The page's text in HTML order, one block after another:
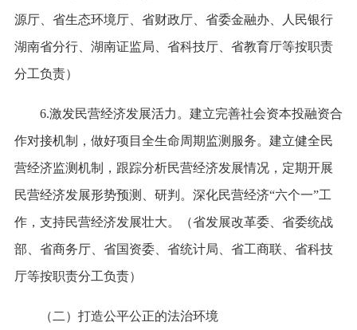
源厅、省生态环境厅、省财政厅、省委金融办、人民银行
湖南省分行、湖南证监局、省科技厅、省教育厅等按职责
分工负责）
6.激发民营经济发展活力。建立完善社会资本投融资合
作对接机制，做好项目全生命周期监测服务。建立健全民
营经济监测机制，跟踪分析民营经济发展情况，定期开展
民营经济发展形势预测、研判。深化民营经济“六个一”工
作，支持民营经济发展壮大。（省发展改革委、省委统战
部、省商务厅、省国资委、省统计局、省工商联、省科技
厅等按职责分工负责）
（二）打造公平公正的法治环境